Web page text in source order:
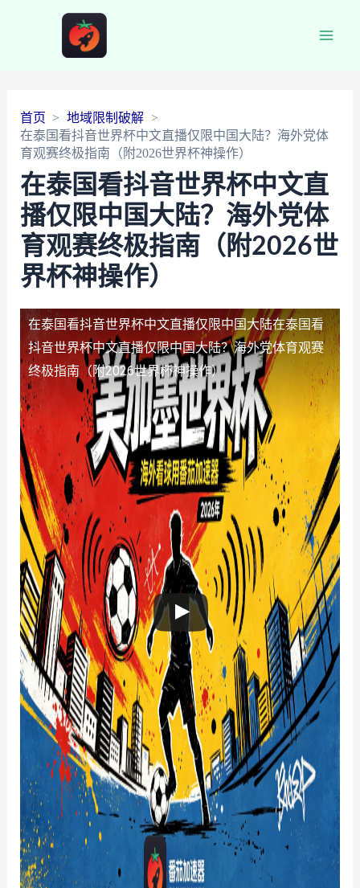
首页
地域限制破解
在泰国看抖音世界杯中文直播仅限中国大陆？海外党体
育观赛终极指南（附2026世界杯神操作）
在泰国看抖音世界杯中文直
播仅限中国大陆？海外党体
育观赛终极指南（附2026世
界杯神操作）
在泰国看抖音世界杯中文直播仅限中国大陆在泰国看
抖音世界杯中文直播仅限中国大陆？海外党体育观赛
终极指南（附2026世界杯神操作）